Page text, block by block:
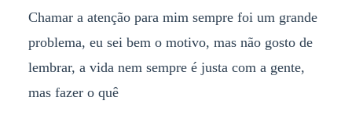
Chamar a atenção para mim sempre foi um grande
problema, eu sei bem o motivo, mas não gosto de
lembrar, a vida nem sempre é justa com a gente,
mas fazer o quê